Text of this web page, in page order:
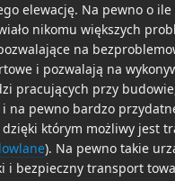
elewację. Na pewno o
nikomu większych
na
i pozwalają na
pracujących przy
na pewno bardzo
którym możliwy jest
). Na pewno takie
i bezpieczny transport